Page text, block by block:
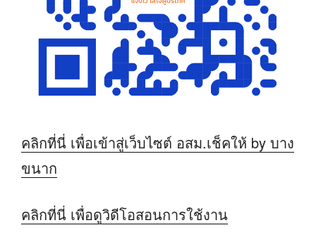
คลิกที่นี่ เพื่อเข้าสู่เว็บไซต์ อสม.เช็คให้ by บาง
ขนาก
คลิกที่นี่ เพื่อดูวิดีโอสอนการใช้งาน